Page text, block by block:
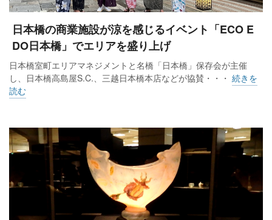
日本橋の商業施設が涼を感じるイベント「ECO E
DO日本橋」でエリアを盛り上げ
日本橋室町エリアマネジメントと名橋「日本橋」保存会が主催
し、日本橋高島屋S.C.、三越日本橋本店などが協賛・・・ 続きを
読む